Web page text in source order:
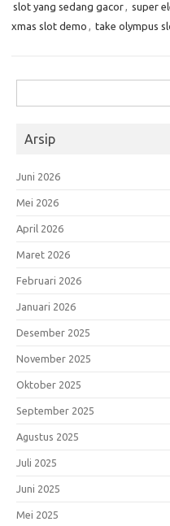
slot yang sedang gacor, super
xmas slot demo , take olympus
untuk:
Arsip
Juni 2026
Mei 2026
April 2026
Maret 2026
Februari 2026
Januari 2026
Desember 2025
November 2025
Oktober 2025
September 2025
Agustus 2025
Juli 2025
Juni 2025
Mei 2025